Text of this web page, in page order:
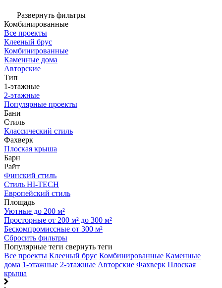
Развернуть фильтры
Комбинированные
Все проекты
Клееный брус
Комбинированные
Каменные дома
Авторские
Тип
1-этажные
2-этажные
Популярные проекты
Бани
Стиль
Классический стиль
Фахверк
Плоская крыша
Барн
Райт
Финский стиль
Стиль HI-TECH
Европейский стиль
Площадь
Уютные до 200 м²
Просторные от 200 м² до 300 м²
Бескомпромиссные от 300 м²
Сбросить фильтры
Популярные теги свернуть теги
Все проекты Клееный брус Комбинированные Каменные
дома 1-этажные 2-этажные Авторские Фахверк Плоская
крыша